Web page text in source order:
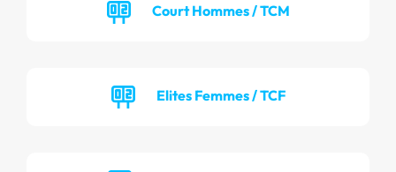
Court Hommes / TCM
Elites Femmes / TCF